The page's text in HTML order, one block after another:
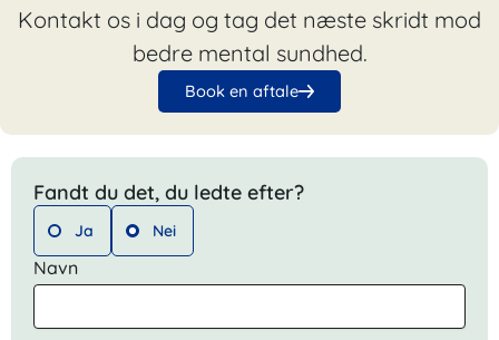
Kontakt os i dag og tag det næste skridt mod
bedre mental sundhed.
Book en aftale
Fandt du det, du ledte efter?
Ja Nei
Navn